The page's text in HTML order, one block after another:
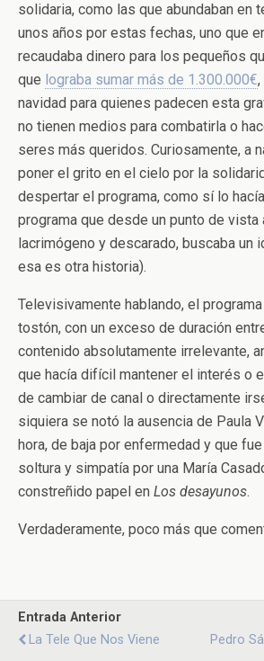
solidaria, como las que abundaban en
unos años por estas fechas, uno que
recaudaba dinero para los pequeños
que lograba sumar más de 1.300.000€
navidad para quienes padecen esta
no tienen medios para combatirla o
seres más queridos. Curiosamente, a
poner el grito en el cielo por la
despertar el programa, como sí lo
programa que desde un punto de vista
lacrimógeno y descarado, buscaba un
esa es otra historia).
Televisivamente hablando, el
tostón, con un exceso de duración
contenido absolutamente irrelevante,
que hacía difícil mantener el interés o
de cambiar de canal o directamente
siquiera se notó la ausencia de Paula
hora, de baja por enfermedad y que
soltura y simpatía por una María
constreñido papel en Los desayunos.
Verdaderamente, poco más que
Entrada Anterior
La Tele Que Nos Viene
Pedro